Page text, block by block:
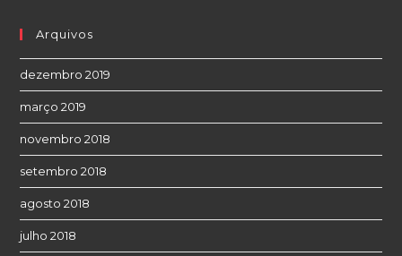
Arquivos
dezembro 2019
março 2019
novembro 2018
setembro 2018
agosto 2018
julho 2018